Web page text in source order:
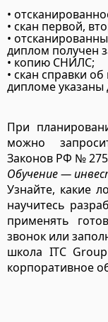
•
• скан первой,
•
диплом получен
• копию СНИЛС;
• скан справки
дипломе
При
можно
Законов РФ №
Обучение —
Узнайте, какие
научитесь
применять
звонок или
школа ITC
корпоративное